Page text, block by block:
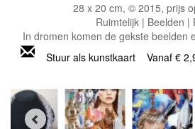
28 x 20 cm, © 2015, prijs
Ruimtelijk | Beelden |
In dromen komen de gekste beelden
Stuur als kunstkaart Vanaf €